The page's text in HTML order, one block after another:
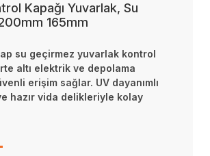
Kapağı Yuvarlak, Su
165mm
su geçirmez yuvarlak kontrol
altı elektrik ve depolama
erişim sağlar. UV dayanımlı
hazır vida delikleriyle kolay